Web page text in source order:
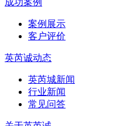
成功案例
案例展示
客户评价
英芮诚动态
英芮城新闻
行业新闻
常见问答